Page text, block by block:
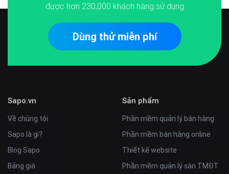
được hơn 230,000 khách hàng sử dụng
Dùng thử miễn phí
Sapo.vn
Về chúng tôi
Sapo là gì?
Blog Sapo
Bảng giá
Sản phẩm
Phần mềm quản lý bán hàng
Phần mềm bán hàng online
Thiết kế website
Phần mềm quản lý sàn TMĐT